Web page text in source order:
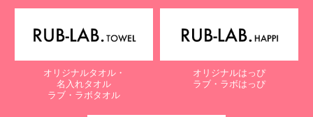
オリジナルタオル・
名入れタオル
ラブ・ラボタオル
オリジナルはっぴ
ラブ・ラボはっぴ